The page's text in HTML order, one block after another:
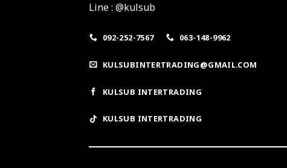
Line : @kulsub
092-252-7567 063-148-9962
KULSUBINTERTRADING@GMAIL.COM
KULSUB INTERTRADING
KULSUB INTERTRADING